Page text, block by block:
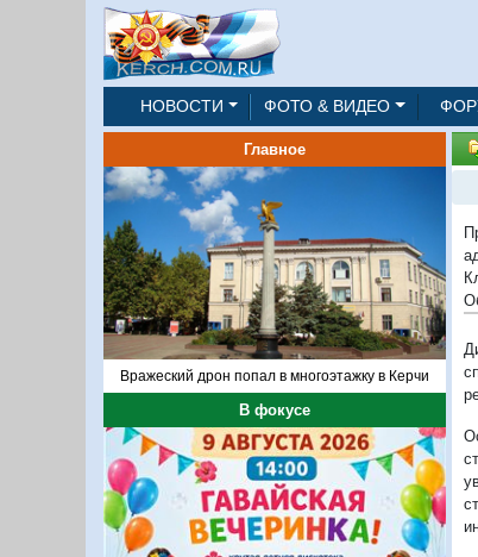
НОВОСТИ ФОТО & ВИДЕО
Главное
Вражеский дрон попал в многоэтажку в Керчи
В фокусе